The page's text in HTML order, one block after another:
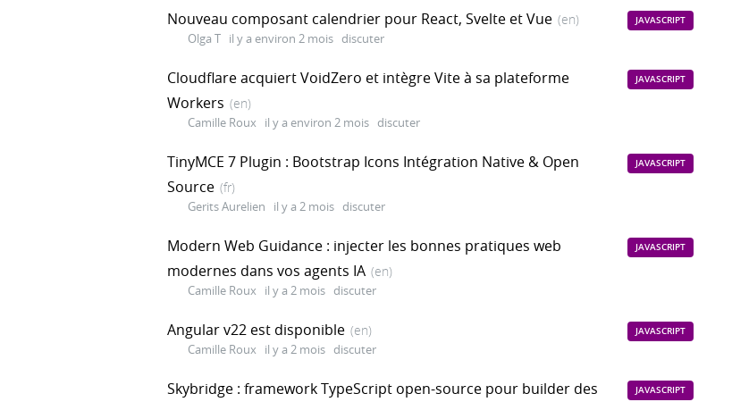
Nouveau composant calendrier pour React, Svelte et Vue (en)
Olga T il y a environ 2 mois discuter
JAVASCRIPT
Cloudflare acquiert VoidZero et intègre Vite à sa plateforme
Workers (en)
Camille Roux il y a environ 2 mois discuter
JAVASCRIPT
TinyMCE 7 Plugin : Bootstrap Icons Intégration Native & Open
Source (fr)
Gerits Aurelien il y a 2 mois discuter
JAVASCRIPT
Modern Web Guidance : injecter les bonnes pratiques web
modernes dans vos agents IA (en)
Camille Roux il y a 2 mois discuter
JAVASCRIPT
Angular v22 est disponible (en)
Camille Roux il y a 2 mois discuter
JAVASCRIPT
Skybridge : framework TypeScript open-source pour builder des
JAVASCRIPT